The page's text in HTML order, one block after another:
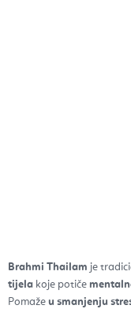
Brahmi Thailam je
tijela koje potiče
Pomaže u smanjenju